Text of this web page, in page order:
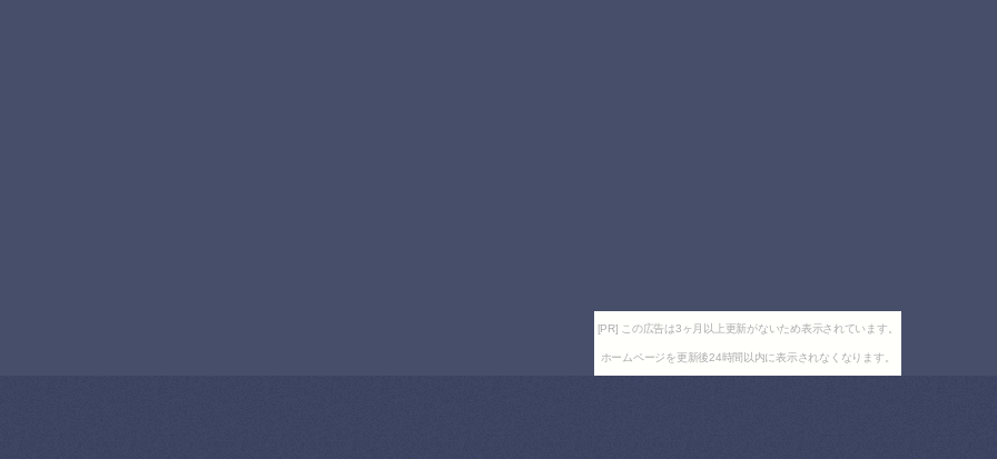
[PR] この広告は3ヶ月以上更新がないため表示されています。
ホームページを更新後24時間以内に表示されなくなります。